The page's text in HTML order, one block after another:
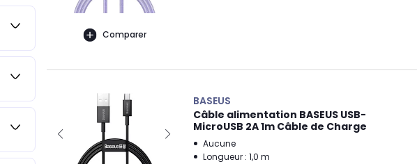
Comparer
BASEUS
Câble alimentation BASEUS USB-
MicroUSB 2A 1m Câble de Charge
Aucune
Longueur : 1,0 m